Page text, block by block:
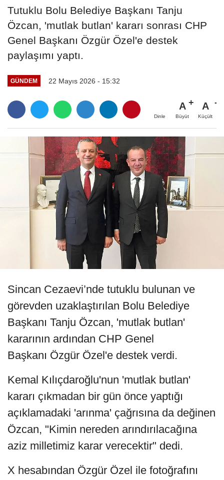
Tutuklu Bolu Belediye Başkanı Tanju
Özcan, 'mutlak butlan' kararı sonrası CHP
Genel Başkanı Özgür Özel'e destek
paylaşımı yaptı.
GÜNDEM 22 Mayıs 2026 - 15:32
Dinle
A
Büyüt
A
Küçült
Sincan Cezaevi’nde tutuklu bulunan ve
görevden uzaklaştırılan Bolu Belediye
Başkanı Tanju Özcan, 'mutlak butlan'
kararının ardından CHP Genel
Başkanı Özgür Özel'e destek verdi.
Kemal Kılıçdaroğlu'nun 'mutlak butlan'
kararı çıkmadan bir gün önce yaptığı
açıklamadaki 'arınma' çağrısına da değinen
Özcan, "Kimin nereden arındırılacağına
aziz milletimiz karar verecektir" dedi.
X hesabından Özgür Özel ile fotoğrafını